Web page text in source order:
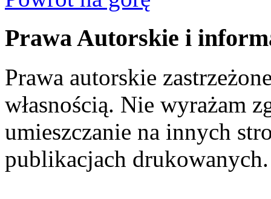
Prawa Autorskie i
Prawa autorskie
własnością. Nie wyrażam
umieszczanie na innych
publikacjach drukowanych.